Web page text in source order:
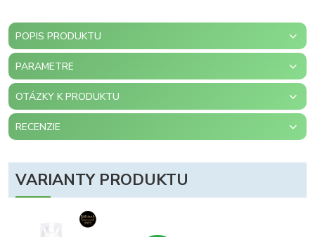
POPIS PRODUKTU
PARAMETRE
OTÁZKY K PRODUKTU
RECENZIE
VARIANTY PRODUKTU